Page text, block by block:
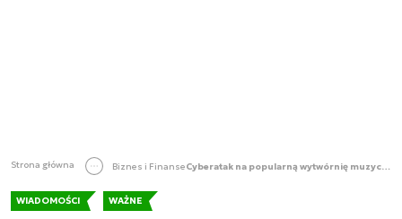
Strona główna Biznes i Finanse Cyberatak na popularną wytwórnię muzyczną. Wyciekły dane klientów
WIADOMOŚCI WAŻNE